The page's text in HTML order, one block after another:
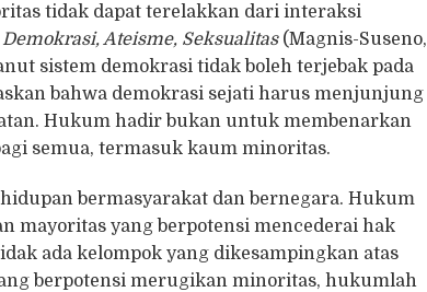
tidak dapat terelakkan dari interaksi
Demokrasi, Ateisme, Seksualitas(Magnis-Suseno,
sistem demokrasi tidak boleh terjebak pada
bahwa demokrasi sejati harus menjunjung
Hukum hadir bukan untuk membenarkan
semua, termasuk kaum minoritas.
bermasyarakat dan bernegara. Hukum
mayoritas yang berpotensi mencederai hak
ada kelompok yang dikesampingkan atas
berpotensi merugikan minoritas, hukumlah